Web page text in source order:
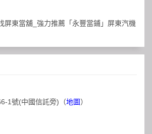
屏東當舖_強力推薦「永豐當鋪」屏東汽機
1號(中國信託旁) （地圖）